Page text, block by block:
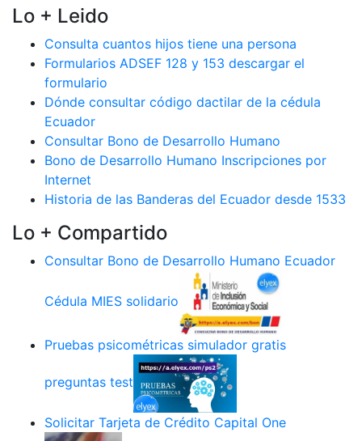
Lo + Leido
Consulta cuantos hijos tiene una persona
Formularios ADSEF 128 y 153 descargar el
formulario
Dónde consultar código dactilar de la cédula
Ecuador
Consultar Bono de Desarrollo Humano
Bono de Desarrollo Humano Inscripciones por
Internet
Historia de las Banderas del Ecuador desde 1533
Lo + Compartido
Consultar Bono de Desarrollo Humano Ecuador
Cédula MIES solidario
Pruebas psicométricas simulador gratis
preguntas test
Solicitar Tarjeta de Crédito Capital One